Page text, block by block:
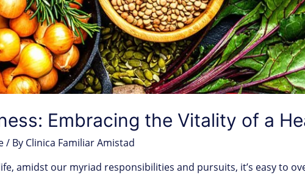
Embracing the Vitality of a
/ By Clinica Familiar Amistad
amidst our myriad responsibilities and pursuits, it’s easy to